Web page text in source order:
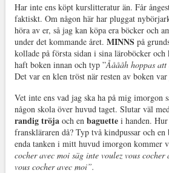
Har inte ens köpt kurslitteratur än. Får
faktiskt. Om någon här har pluggat
höra av er, så jag kan köpa era böcker och
under det kommande året. MINNS på
kollade på första sidan i sina läroböcker
haft boken innan och typ ”Ååååh hoppas
Det var en klen tröst när resten av boken
Vet inte ens vad jag ska ha på mig imorgon
någon skola över huvud taget. Slutar väl
randig tröjaoch enbaguettei handen. Hur
franskläraren då? Typ två kindpussar och en
enda tanken i mitt huvud imorgon kommer
cocher avec moi säg inte voulez vous cocher
vous cocher avec moi”.